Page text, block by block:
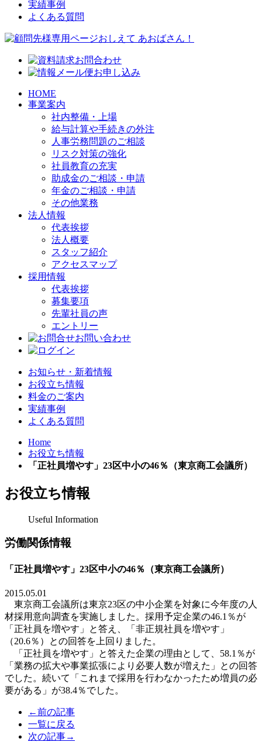
実績事例
よくある質問
HOME
事業案内
社内整備・上場
給与計算や手続きの外注
人事労務問題のご相談
リスク対策の強化
社員教育の充実
助成金のご相談・申請
年金のご相談・申請
その他業務
法人情報
代表挨拶
法人概要
スタッフ紹介
アクセスマップ
採用情報
代表挨拶
募集要項
先輩社員の声
エントリー
お問い合わせ
お知らせ・新着情報
お役立ち情報
料金のご案内
実績事例
よくある質問
Home
お役立ち情報
「正社員増やす」23区中小の46％（東京商工会議所）
お役立ち情報
Useful Information
労働関係情報
「正社員増やす」23区中小の46％（東京商工会議所）
2015.05.01
東京商工会議所は東京23区の中小企業を対象に今年度の人
材採用意向調査を実施しました。採用予定企業の46.1 ％が
「正社員を増やす」と答え、「非正規社員を増やす」
（20.6％）との回答を上回りました。
「正社員を増やす」と答えた企業の理由として、 58.1 ％が
「業務の拡大や事業拡張により必要人数が増えた」との回答
でした。続いて「これまで採用を行わなかったため増員の必
要がある」が38.4％でした。
←前の記事
一覧に戻る
次の記事→